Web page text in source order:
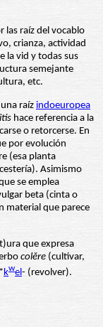
las raíz del vocablo
crianza, actividad
la vid y todas sus
semejante
etc.
raíz indoeuropea
hace referencia a la
o retorcerse. En
por evolución
(esa planta
Asimismo
se emplea
beta (cinta o
material que parece
que expresa
colĕre (cultivar,
kwel- (revolver).